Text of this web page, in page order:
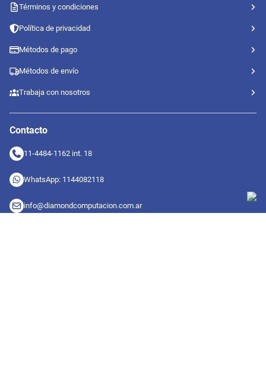
Términos y condiciones
Política de privacidad
Métodos de pago
Métodos de envío
Trabaja con nosotros
Contacto
11-4484-1162 int. 18
WhatsApp: 1144082118
info@diamondcomputacion.com.ar